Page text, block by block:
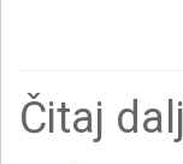
Čitaj